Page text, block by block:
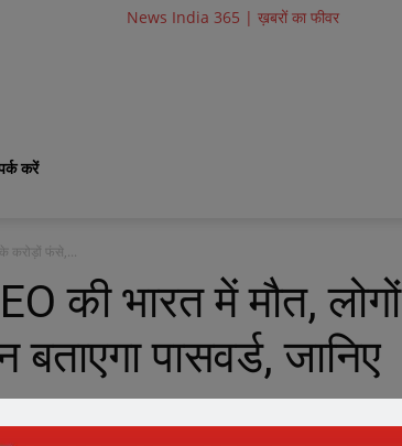
News India 365 | ख़बरों का फीवर
करें
के करोड़ों फंसे,...
की भारत में मौत, लोगों
पासवर्ड, जानिए